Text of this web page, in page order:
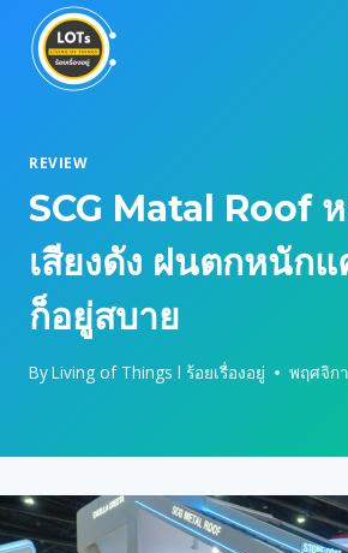
content
REVIEW
SCG Matal Roof
เสียงดัง ฝนตกหนัก
ก็อยู่สบาย
ByLiving of Things l ร้อยเรื่องอยู่ พฤศจิก